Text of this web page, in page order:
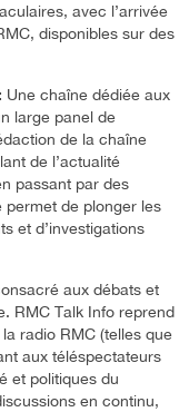
avec l’arrivée
disponibles sur des
Une chaîne dédiée aux
large panel de
de la chaîne
de l’actualité
passant par des
permet de plonger les
et d’investigations
aux débats et
RMC Talk Info reprend
radio RMC (telles que
aux téléspectateurs
et politiques du
en continu,